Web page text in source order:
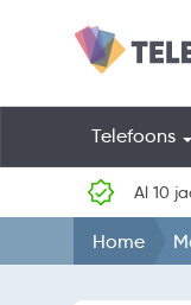
Telefoons
Al 10
Home